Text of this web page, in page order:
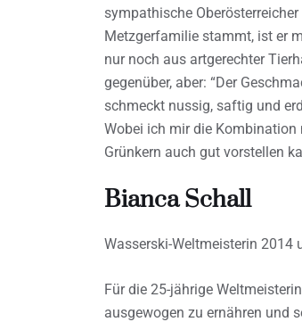
sympathische
Metzgerfamilie stammt, ist er
nur noch aus artgerechter
gegenüber, aber: “Der
schmeckt nussig, saftig und
Wobei ich mir die
Grünkern auch gut vorstellen
Bianca Schall
Wasserski-Weltmeisterin 2014
Für die 25-jährige
ausgewogen zu ernähren und